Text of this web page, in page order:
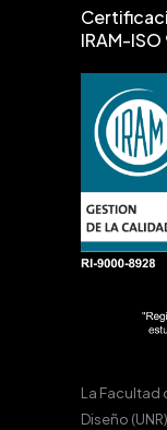
IRAM-
La Facultad
Diseño